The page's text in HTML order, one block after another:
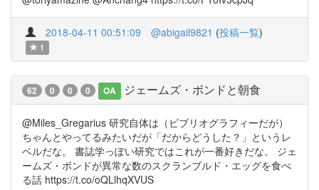
2018-04-11 00:51:09 @abigail9821 (投稿一覧)
1
62 0 0 0 OA ジェームズ・ボンドと朝食
@Miles_Gregarius 研究自体は（ビブリオグラフィーだが）
ちゃんとやってるみたいだが「だからどうした？」というレ
ベルだな。 書誌学っぽい研究ではこれが一番好きだな。 ジェ
ームズ・ボンドが異常な数のスクランブルド・エッグを食べ
る話 https://t.co/oQLlhqXVUS